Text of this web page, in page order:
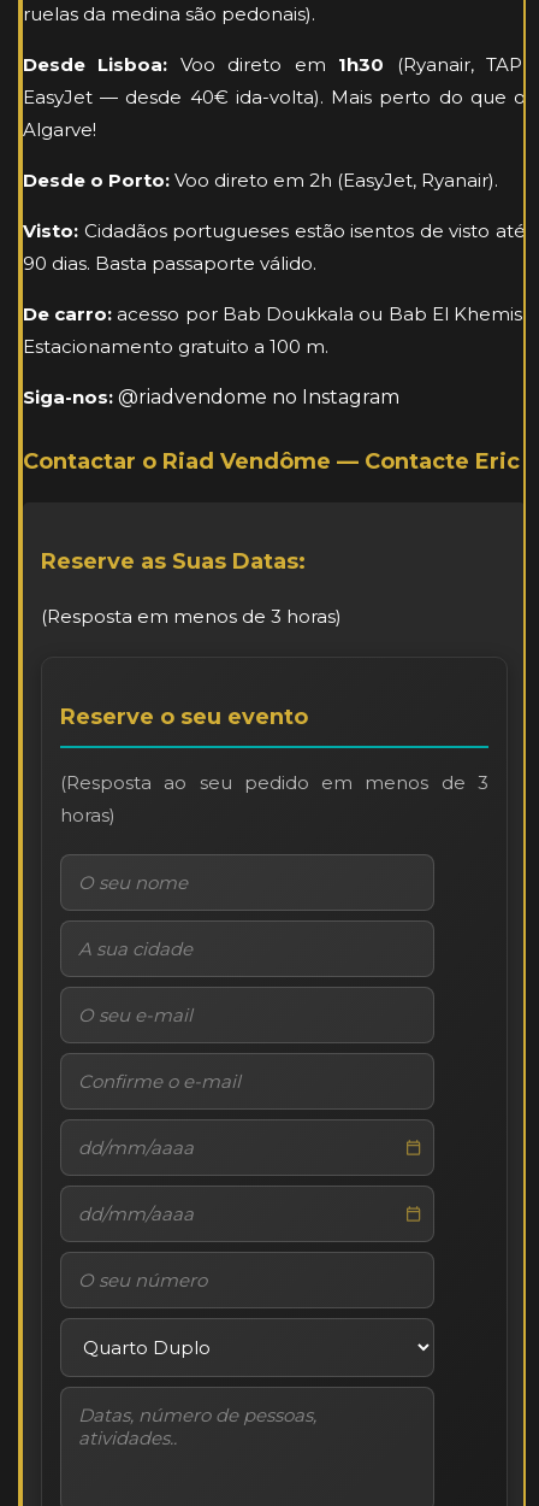
ruelas da medina são pedonais).
Desde Lisboa: Voo direto em 1h30 (Ryanair, TAP,
EasyJet — desde 40€ ida-volta). Mais perto do que o
Algarve!
Desde o Porto: Voo direto em 2h (EasyJet, Ryanair).
Visto: Cidadãos portugueses estão isentos de visto até
90 dias. Basta passaporte válido.
De carro: acesso por Bab Doukkala ou Bab El Khemis.
Estacionamento gratuito a 100 m.
Siga-nos: @riadvendome no Instagram
Contactar o Riad Vendôme — Contacte Eric
Reserve as Suas Datas:
(Resposta em menos de 3 horas)
Reserve o seu evento
(Resposta ao seu pedido em menos de 3
horas)